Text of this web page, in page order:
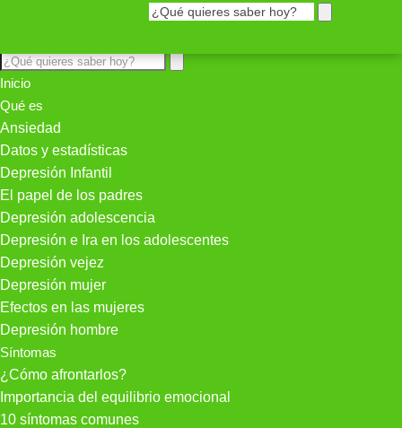
Inicio
Qué es
Ansiedad
Datos y estadísticas
Depresión Infantil
El papel de los padres
Depresión adolescencia
Depresión e Ira en los adolescentes
Depresión vejez
Depresión mujer
Efectos en las mujeres
Depresión hombre
Síntomas
¿Cómo afrontarlos?
Importancia del equilibrio emocional
10 síntomas comunes